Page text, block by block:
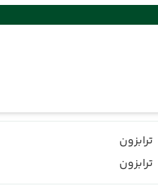
ترابزون
ترابزون